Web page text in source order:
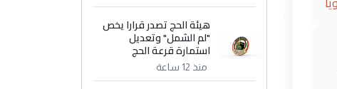
هيئة الحج تصدر قرارا يخص
"لم الشمل" وتعديل
استمارة قرعة الحج
منذ 12 ساعة